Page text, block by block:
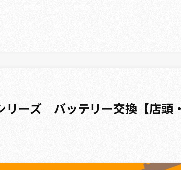
リーズ バッテリー交換【店頭・